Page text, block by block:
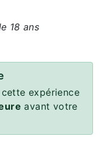
18 ans
expérience
avant votre